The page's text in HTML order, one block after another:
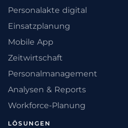
Personalakte digital
Einsatzplanung
Mobile App
Zeitwirtschaft
Personalmanagement
Analysen & Reports
Workforce-Planung
LÖSUNGEN